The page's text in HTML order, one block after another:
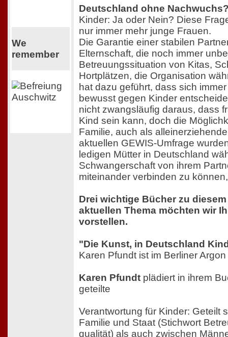
We
remember
Deutschland ohne
Kinder: Ja oder Nein? Diese
nur immer mehr junge Frauen.
Die Garantie einer stabilen
Elternschaft, die noch immer
Betreuungssituation von Kitas,
Hortplätzen, die Organisation
hat dazu geführt, dass sich
bewusst gegen Kinder
nicht zwangsläufig daraus, dass
Kind sein kann, doch die
Familie, auch als
aktuellen GEWIS-Umfrage
ledigen Mütter in Deutschland
Schwangerschaft von ihrem
miteinander verbinden zu
Drei wichtige Bücher zu
aktuellen Thema möchten wir
vorstellen.
"Die Kunst, in Deutschland
Karen Pfundt ist im Berliner
Karen Pfundt plädiert in ihrem
geteilte
Verantwortung für Kinder: Geteilt
Familie und Staat (Stichwort
qualität) als auch zwischen